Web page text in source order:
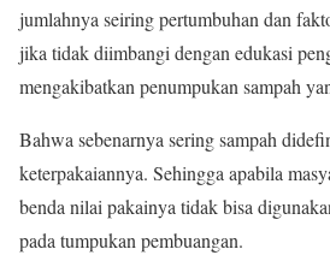
jumlahnya seiring pertumbuhan dan
jika tidak diimbangi dengan edukasi
mengakibatkan penumpukan sampah
Bahwa sebenarnya sering sampah
keterpakaiannya. Sehingga apabila
benda nilai pakainya tidak bisa
pada tumpukan pembuangan.